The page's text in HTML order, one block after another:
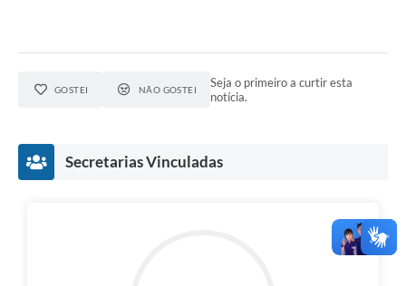
GOSTEI NÃO GOSTEI
Seja o primeiro a curtir esta
notícia.
Secretarias Vinculadas